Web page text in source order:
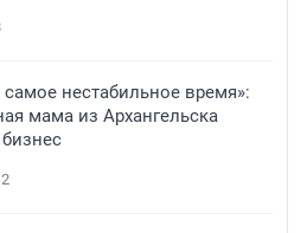
нестабильное время»:
мама из Архангельска